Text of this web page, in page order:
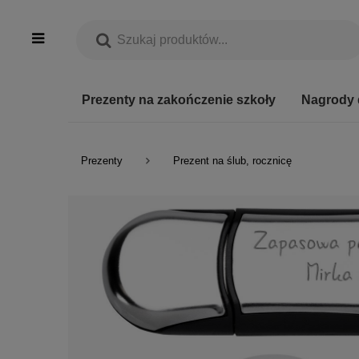
Prezenty na zakończenie szkoły Nagrody
Prezenty Prezent na ślub, rocznicę